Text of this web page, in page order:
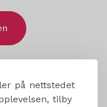
på nettstedet
tilby